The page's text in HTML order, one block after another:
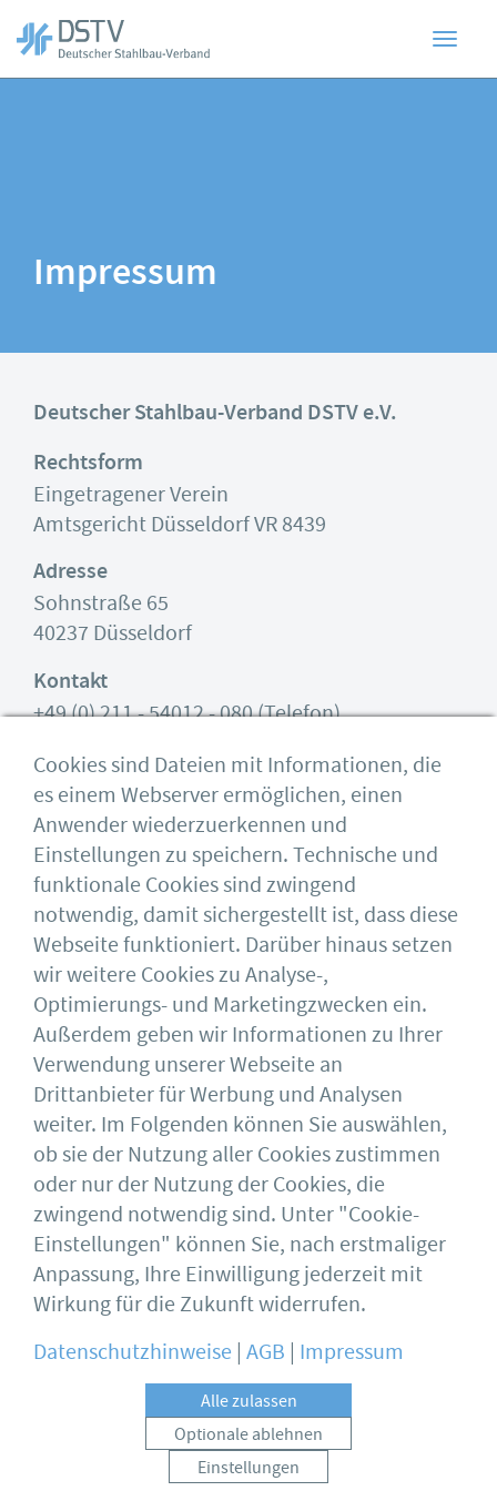
Impressum
Deutscher Stahlbau-Verband DSTV e.V.
Rechtsform
Eingetragener Verein
Amtsgericht Düsseldorf VR 8439
Adresse
Sohnstraße 65
40237 Düsseldorf
Kontakt
+49 (0) 211 - 54012 - 080 (Telefon)
Vorstand nach § 26 BGB
Jan Birkemeyer (Präsident)
Christian Wurst (Vizepräsident)
Geschäftsführer als besondere Vertreter
gem. § 30 BGB
Dipl.-Ing. Gregor Machura
Deutscher Stahlbau-Verband DSTV e.V.
Sohnstraße 65
40237 Düsseldorf
Impressum
AGB
Datenschutz
bauforumstahl
Feuerverzinken
DASt
Copyright © 2026 Deutscher Stahlbau-Verband All rights reserved.
Cookies sind Dateien mit Informationen, die
es einem Webserver ermöglichen, einen
Anwender wiederzuerkennen und
Einstellungen zu speichern. Technische und
funktionale Cookies sind zwingend
notwendig, damit sichergestellt ist, dass diese
Webseite funktioniert. Darüber hinaus setzen
wir weitere Cookies zu Analyse-,
Optimierungs- und Marketingzwecken ein.
Außerdem geben wir Informationen zu Ihrer
Verwendung unserer Webseite an
Drittanbieter für Werbung und Analysen
weiter. Im Folgenden können Sie auswählen,
ob sie der Nutzung aller Cookies zustimmen
oder nur der Nutzung der Cookies, die
zwingend notwendig sind. Unter "Cookie-
Einstellungen" können Sie, nach erstmaliger
Anpassung, Ihre Einwilligung jederzeit mit
Wirkung für die Zukunft widerrufen.
Datenschutzhinweise | AGB | Impressum
Einstellungen
Optionale ablehnen
Alle zulassen